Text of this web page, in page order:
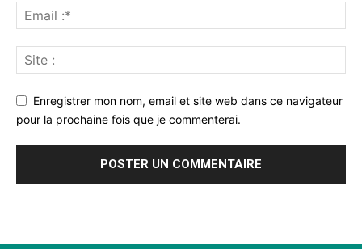
Enregistrer mon nom, email et site web dans ce navigateur
pour la prochaine fois que je commenterai.